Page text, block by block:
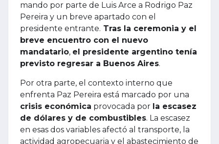
mando por parte de Luis Arce a Rodrigo Paz
Pereira y un breve apartado con el
presidente entrante. Tras la ceremonia y el
breve encuentro con el nuevo
mandatario, el presidente argentino tenía
previsto regresar a Buenos Aires.
Por otra parte, el contexto interno que
enfrenta Paz Pereira está marcado por una
crisis económica provocada por la escasez
de dólares y de combustibles. La escasez
en esas dos variables afectó al transporte, la
actividad agropecuaria y el abastecimiento de